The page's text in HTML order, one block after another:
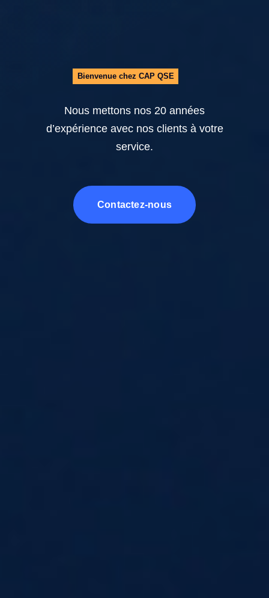
Bienvenue chez CAP QSE
Nous mettons nos 20 années
d’expérience avec nos clients à votre
service.
Contactez-nous